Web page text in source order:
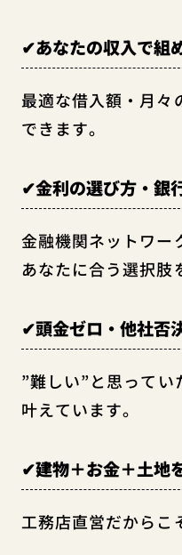
✔あなたの収入で組
最適な借入額・月々
できます。
✔金利の選び方・銀
金融機関ネットワ
あなたに合う選択肢
✔頭金ゼロ・他社否
”難しい”と思ってい
叶えています。
✔建物＋お金＋土地
工務店直営だからこ